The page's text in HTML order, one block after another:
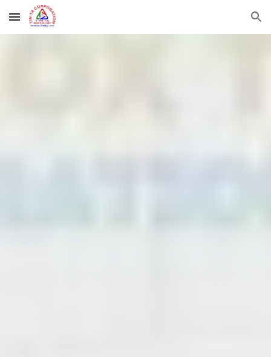
Skip to main content Skip to navigation